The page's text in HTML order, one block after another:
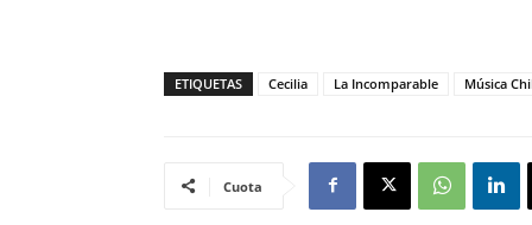
ETIQUETAS Cecilia La Incomparable Música
Cuota